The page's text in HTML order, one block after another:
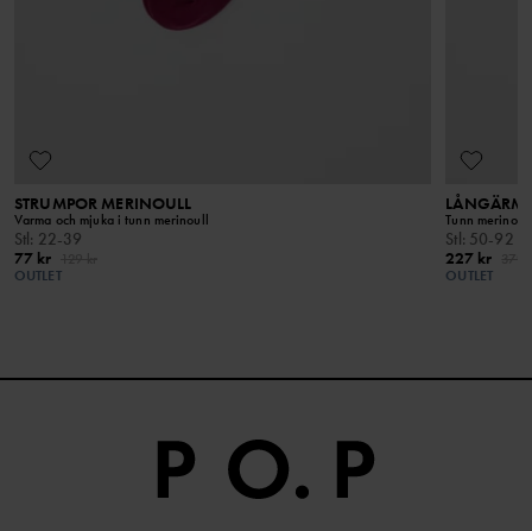
markskötsel, och spårar det certifierade materialet
från gård till slutprodukt.
STRUMPOR MERINOULL
Varma och mjuka i tunn merinoull
Stl: 22-39
77 kr
OUTLET
Tunn
Stl: 50-92
227 kr
OUTLET